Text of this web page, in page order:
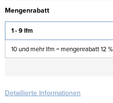
Mengenrabatt
1 - 9 lfm
10 und mehr lfm = mengenrabatt 12 %
Detaillierte Informationen